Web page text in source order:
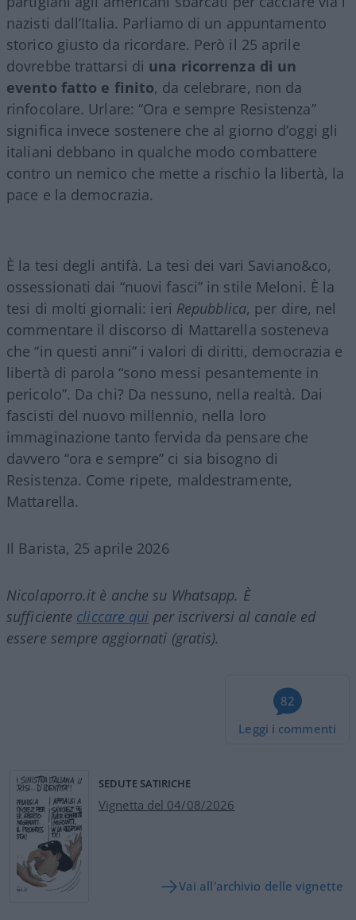
nazisti dall’Italia. Parliamo di un appuntamento
storico giusto da ricordare. Però il 25 aprile
dovrebbe trattarsi di una ricorrenza di un
evento fatto e finito, da celebrare, non da
rinfocolare. Urlare: “Ora e sempre Resistenza”
significa invece sostenere che al giorno d’oggi gli
italiani debbano in qualche modo combattere
contro un nemico che mette a rischio la libertà, la
pace e la democrazia.
È la tesi degli antifà. La tesi dei vari Saviano&co,
ossessionati dai “nuovi fasci” in stile Meloni. È la
tesi di molti giornali: ieri Repubblica, per dire, nel
commentare il discorso di Mattarella sosteneva
che “in questi anni” i valori di diritti, democrazia e
libertà di parola “sono messi pesantemente in
pericolo”. Da chi? Da nessuno, nella realtà. Dai
fascisti del nuovo millennio, nella loro
immaginazione tanto fervida da pensare che
davvero “ora e sempre” ci sia bisogno di
Resistenza. Come ripete, maldestramente,
Mattarella.
Il Barista, 25 aprile 2026
Nicolaporro.it è anche su Whatsapp. È
sufficiente cliccare qui per iscriversi al canale ed
essere sempre aggiornati (gratis).
82
Leggi i commenti
SEDUTE SATIRICHE
Vignetta del 04/08/2026
Vai all'archivio delle vignette